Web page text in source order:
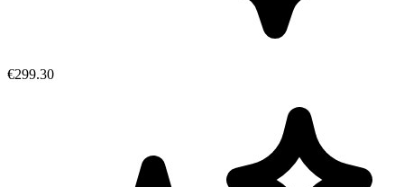
€299.30